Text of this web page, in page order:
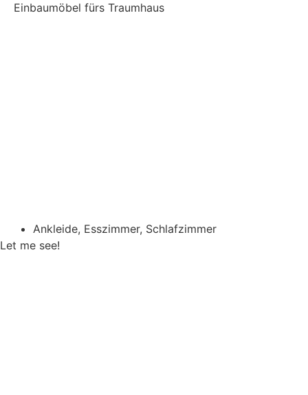
Einbaumöbel fürs Traumhaus
Ankleide, Esszimmer, Schlafzimmer
Let me see!